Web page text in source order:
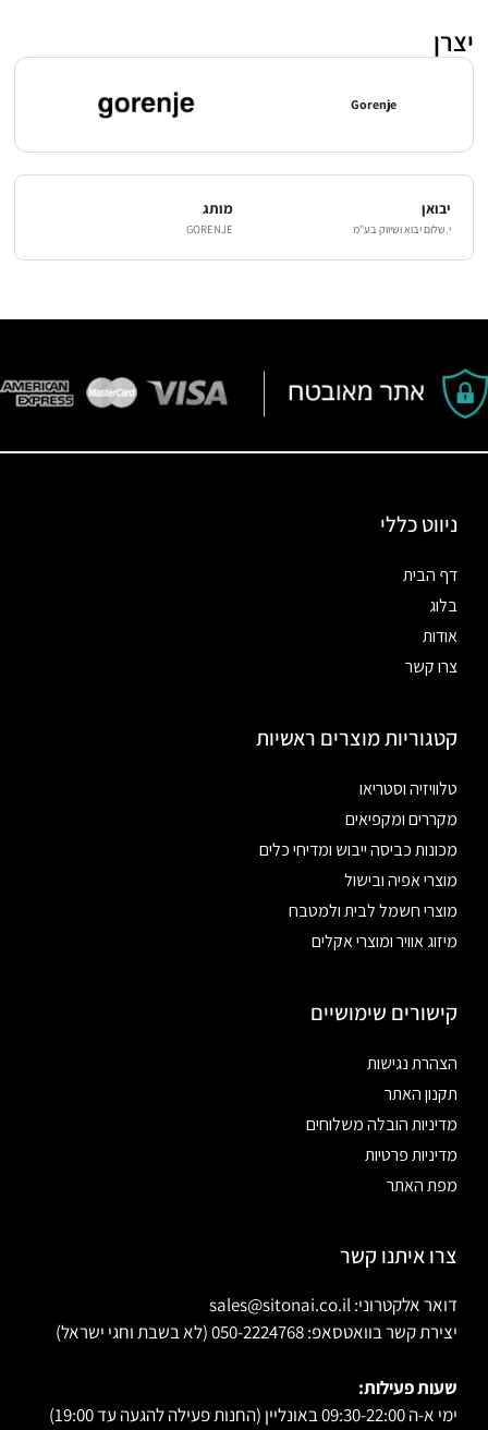
יצרן
Gorenje
יבואן
י.שלום יבוא ושיווק בע"מ
מותג
GORENJE
ניווט כללי
דף הבית
בלוג
אודות
צרו קשר
קטגוריות מוצרים ראשיות
טלוויזיה וסטריאו
מקררים ומקפיאים
מכונות כביסה ייבוש ומדיחי כלים
מוצרי אפיה ובישול
מוצרי חשמל לבית ולמטבח
מיזוג אוויר ומוצרי אקלים
קישורים שימושיים
הצהרת נגישות
תקנון האתר
מדיניות הובלה משלוחים
מדיניות פרטיות
מפת האתר
צרו איתנו קשר
דואר אלקטרוני: sales@sitonai.co.il
יצירת קשר בוואטסאפ: 050-2224768 (לא בשבת וחגי ישראל)
שעות פעילות:
ימי א-ה 09:30-22:00 באונליין (החנות פעילה להגעה עד 19:00)